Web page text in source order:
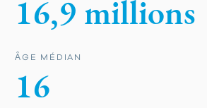
16,9 millions
ȂGE MÉDIAN
16